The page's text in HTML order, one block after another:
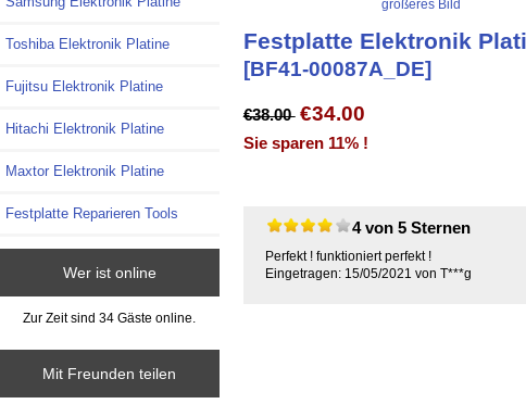
Toshiba Elektronik Platine
Fujitsu Elektronik Platine
Hitachi Elektronik Platine
Maxtor Elektronik Platine
Festplatte Reparieren Tools
Wer ist online
Zur Zeit sind 34 Gäste online.
Mit Freunden teilen
größeres Bild
Festplatte Elektronik
[BF41-00087A_DE]
€38.00 €34.00
Sie sparen 11% !
4 von 5 Sternen
Perfekt ! funktioniert perfekt !
Eingetragen: 15/05/2021 von T***g